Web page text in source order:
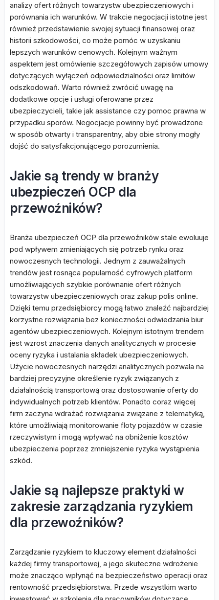
analizy ofert różnych towarzystw ubezpieczeniowych i
porównania ich warunków. W trakcie negocjacji istotne jest
również przedstawienie swojej sytuacji finansowej oraz
historii szkodowości, co może pomóc w uzyskaniu
lepszych warunków cenowych. Kolejnym ważnym
aspektem jest omówienie szczegółowych zapisów umowy
dotyczących wyłączeń odpowiedzialności oraz limitów
odszkodowań. Warto również zwrócić uwagę na
dodatkowe opcje i usługi oferowane przez
ubezpieczycieli, takie jak assistance czy pomoc prawna w
przypadku sporów. Negocjacje powinny być prowadzone
w sposób otwarty i transparentny, aby obie strony mogły
dojść do satysfakcjonującego porozumienia.
Jakie są trendy w branży
ubezpieczeń OCP dla
przewoźników?
Branża ubezpieczeń OCP dla przewoźników stale ewoluuje
pod wpływem zmieniających się potrzeb rynku oraz
nowoczesnych technologii. Jednym z zauważalnych
trendów jest rosnąca popularność cyfrowych platform
umożliwiających szybkie porównanie ofert różnych
towarzystw ubezpieczeniowych oraz zakup polis online.
Dzięki temu przedsiębiorcy mogą łatwo znaleźć najbardziej
korzystne rozwiązania bez konieczności odwiedzania biur
agentów ubezpieczeniowych. Kolejnym istotnym trendem
jest wzrost znaczenia danych analitycznych w procesie
oceny ryzyka i ustalania składek ubezpieczeniowych.
Użycie nowoczesnych narzędzi analitycznych pozwala na
bardziej precyzyjne określenie ryzyk związanych z
działalnością transportową oraz dostosowanie oferty do
indywidualnych potrzeb klientów. Ponadto coraz więcej
firm zaczyna wdrażać rozwiązania związane z telematyką,
które umożliwiają monitorowanie floty pojazdów w czasie
rzeczywistym i mogą wpływać na obniżenie kosztów
ubezpieczenia poprzez zmniejszenie ryzyka wystąpienia
szkód.
Jakie są najlepsze praktyki w
zakresie zarządzania ryzykiem
dla przewoźników?
Zarządzanie ryzykiem to kluczowy element działalności
każdej firmy transportowej, a jego skuteczne wdrożenie
może znacząco wpłynąć na bezpieczeństwo operacji oraz
rentowność przedsiębiorstwa. Przede wszystkim warto